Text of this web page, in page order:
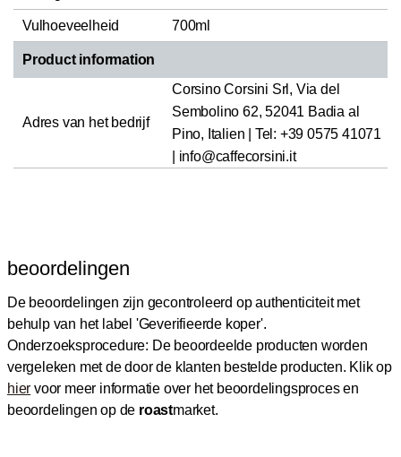
Vulhoeveelheid 700ml
Product information
Adres van het bedrijf
Corsino Corsini Srl, Via del
Sembolino 62, 52041 Badia al
Pino, Italien | Tel: +39 0575 41071
| info@caffecorsini.it
beoordelingen
De beoordelingen zijn gecontroleerd op authenticiteit met
behulp van het label 'Geverifieerde koper'.
Onderzoeksprocedure: De beoordeelde producten worden
vergeleken met de door de klanten bestelde producten. Klik op
hier voor meer informatie over het beoordelingsproces en
beoordelingen op de roastmarket.